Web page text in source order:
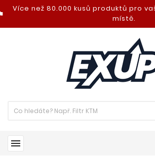
Více než 80.000 kusů produktů pro
místě.
